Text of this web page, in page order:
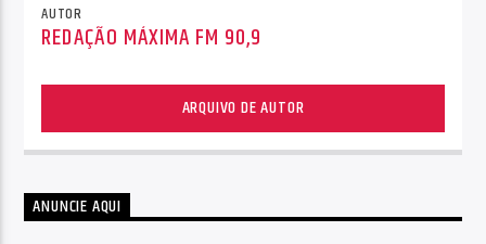
AUTOR
REDAÇÃO MÁXIMA FM 90,9
ARQUIVO DE AUTOR
ANUNCIE AQUI